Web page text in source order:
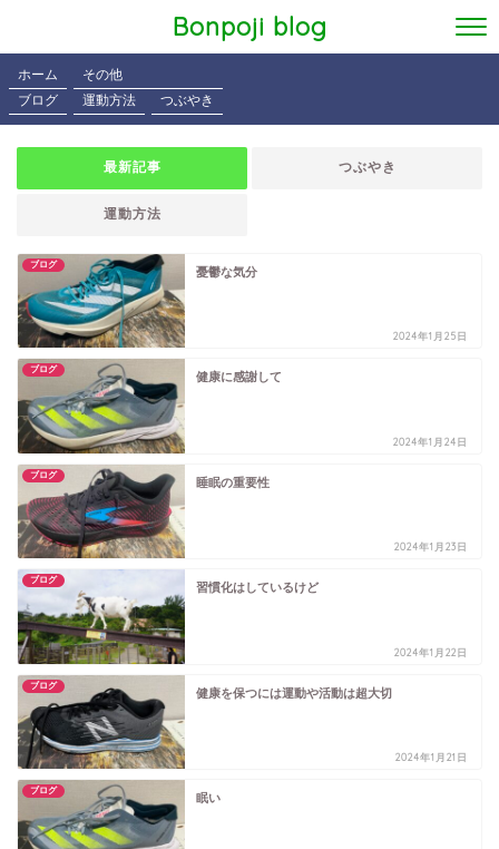
Bonpoji blog
ホーム
ブログ
その他
運動方法
つぶやき
最新記事 つぶやき
運動方法
ブログ
憂鬱な気分
2024年1月25日
ブログ
健康に感謝して
2024年1月24日
ブログ
睡眠の重要性
2024年1月23日
ブログ
習慣化はしているけど
2024年1月22日
ブログ
健康を保つには運動や活動は超大切
2024年1月21日
ブログ
眠い